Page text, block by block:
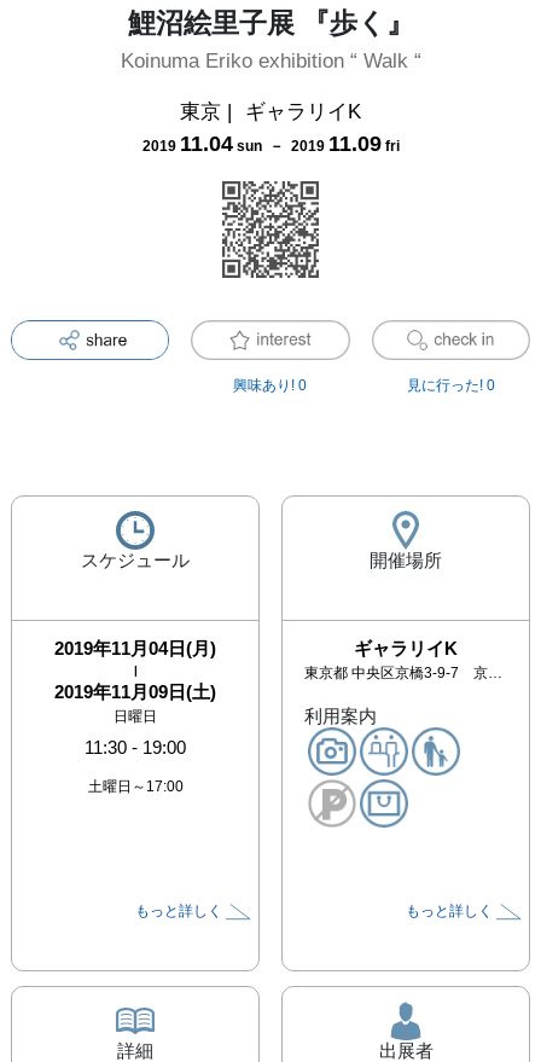
鯉沼絵里子展 『歩く』
Koinuma Eriko exhibition “ Walk “
東京 | ギャラリイK
2019 11.04 sun－ 2019 11.09 fri
興味あり! 0 見に行った! 0
スケジュール
2019年11月04日(月)
|
2019年11月09日(土)
日曜日
11:30 - 19:00
土曜日～17:00
もっと詳しく
開催場所
ギャラリイK
東京都 中央区京橋3-9-7 京橋ポイントビル4F
利用案内
もっと詳しく
詳細 出展者